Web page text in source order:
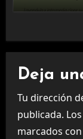
Deja
Tu dirección
publicada.
marcados con